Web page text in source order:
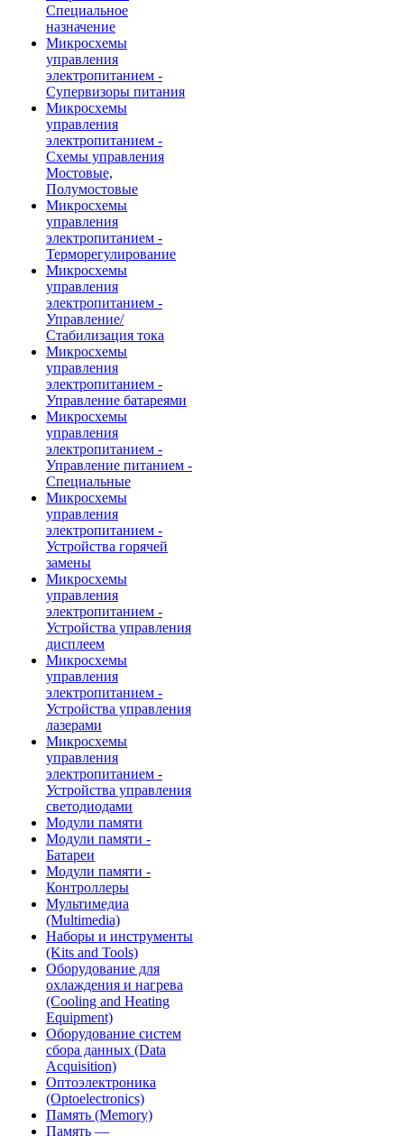
Специальное
назначение
Микросхемы
управления
электропитанием -
Супервизоры питания
Микросхемы
управления
электропитанием -
Схемы управления
Мостовые,
Полумостовые
Микросхемы
управления
электропитанием -
Терморегулирование
Микросхемы
управления
электропитанием -
Управление/
Стабилизация тока
Микросхемы
управления
электропитанием -
Управление батареями
Микросхемы
управления
электропитанием -
Управление питанием -
Специальные
Микросхемы
управления
электропитанием -
Устройства горячей
замены
Микросхемы
управления
электропитанием -
Устройства управления
дисплеем
Микросхемы
управления
электропитанием -
Устройства управления
лазерами
Микросхемы
управления
электропитанием -
Устройства управления
светодиодами
Модули памяти
Модули памяти -
Батареи
Модули памяти -
Контроллеры
Мультимедиа
(Multimedia)
Наборы и инструменты
(Kits and Tools)
Оборудование для
охлаждения и нагрева
(Cooling and Heating
Equipment)
Оборудование систем
сбора данных (Data
Acquisition)
Оптоэлектроника
(Optoelectronics)
Память (Memory)
Память —